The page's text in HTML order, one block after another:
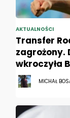
AKTUALNOŚCI
Transfer
zagrożony.
wkroczyła
MICHAŁ